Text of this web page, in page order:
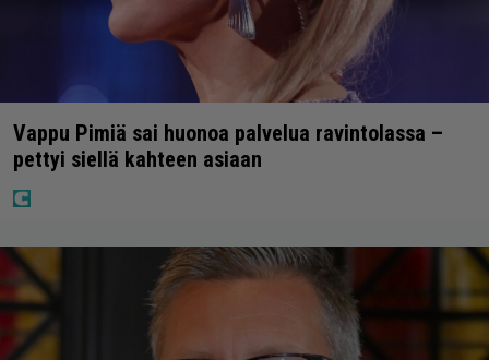
Vappu Pimiä sai huonoa palvelua ravintolassa –
pettyi siellä kahteen asiaan